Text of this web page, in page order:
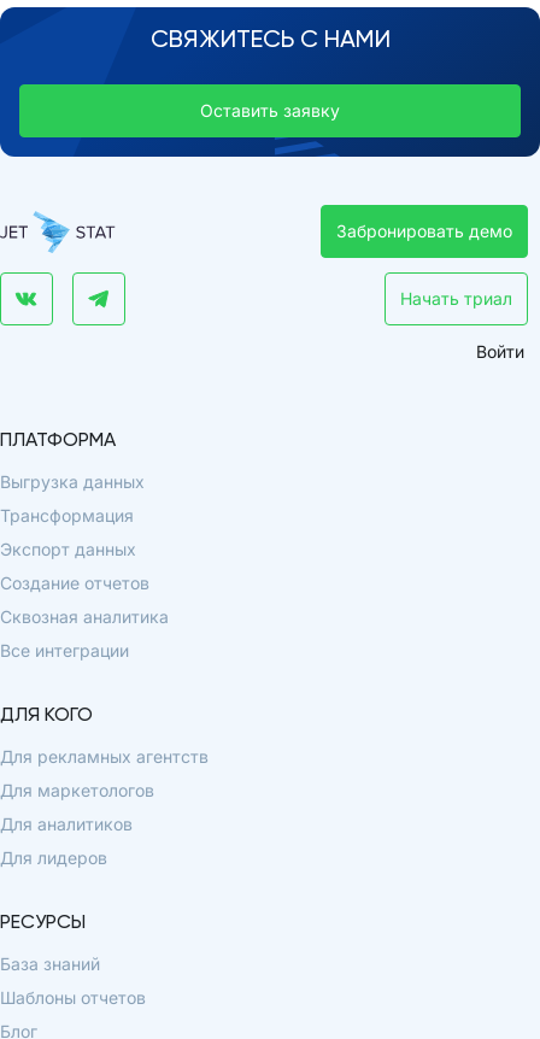
СВЯЖИТЕСЬ С НАМИ
Оставить заявку
Забронировать демо
Начать триал
Войти
ПЛАТФОРМА
Выгрузка данных
Трансформация
Экспорт данных
Создание отчетов
Сквозная аналитика
Все интеграции
ДЛЯ КОГО
Для рекламных агентств
Для маркетологов
Для аналитиков
Для лидеров
РЕСУРСЫ
База знаний
Шаблоны отчетов
Блог